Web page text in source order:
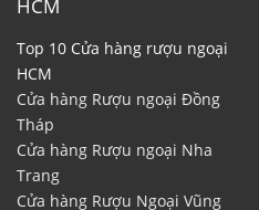
HCM
Top 10 Cửa hàng rượu ngoại
HCM
Cửa hàng Rượu ngoại Đồng
Tháp
Cửa hàng Rượu ngoại Nha
Trang
Cửa hàng Rượu Ngoại Vũng